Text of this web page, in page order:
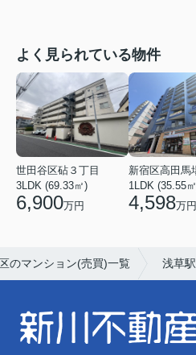
よく見られている物件
世田谷区砧３丁目
3LDK (69.33㎡)
6,900万円
新宿区高田馬
1LDK (35.55
4,598万円
のマンション(売買)一覧 浅草駅